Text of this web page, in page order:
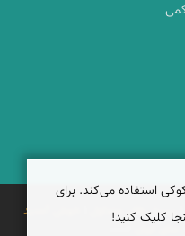
| پرسش‌های متداول
خوش آمدید
نمای ایران است
استفاده می‌کند. برای
کلیک کنید!